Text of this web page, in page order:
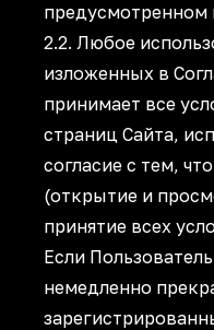
предусмотренном
2.2. Любое
изложенных в
принимает все
страниц Сайта,
согласие с тем,
(открытие и
принятие всех
Если
немедленно